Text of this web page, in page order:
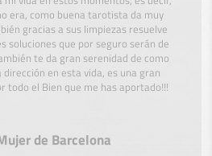
era, como buena tarotista da muy
gracias a sus limpiezas resuelve
soluciones que por seguro serán de
te da gran serenidad de como
en esta vida, es una gran
todo el Bien que me has aportado!!!
de Barcelona